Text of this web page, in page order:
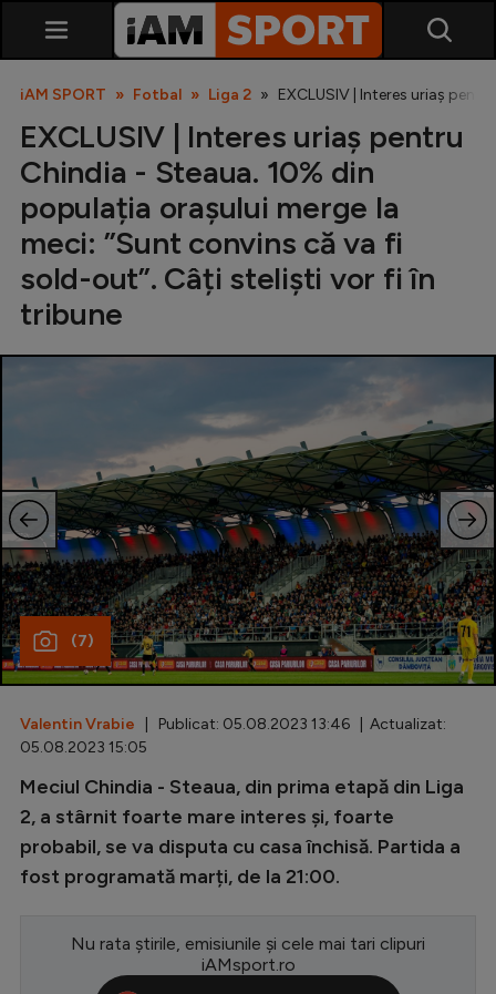
SuperLiga
Echipa Națională
U21
Fotbal feminin
Special
Diverse
Inedit
Clasamente
Champions League
Europa League
Conference League
Premier League
LaLiga
iAM SPORT Fotbal Liga 2 EXCLUSIV | Interes uriaș
EXCLUSIV | Interes uriaș pentru
Chindia - Steaua. 10% din
populația orașului merge la
meci: ”Sunt convins că va fi
sold-out”. Câți steliști vor fi în
tribune
(7)
Valentin Vrabie | Publicat: 05.08.2023 13:46 | Actualizat:
05.08.2023 15:05
Meciul Chindia - Steaua, din prima etapă din Liga
2, a stârnit foarte mare interes și, foarte
probabil, se va disputa cu casa închisă. Partida a
fost programată marți, de la 21:00.
Nu rata știrile, emisiunile și cele mai tari clipuri
iAMsport.ro